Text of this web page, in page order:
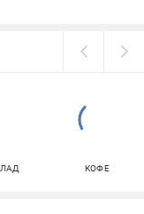
КОФЕ